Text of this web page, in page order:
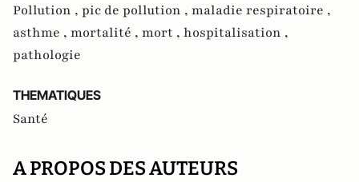
Pollution , pic de pollution , maladie respiratoire ,
asthme , mortalité , mort , hospitalisation ,
pathologie
THEMATIQUES
Santé
A PROPOS DES AUTEURS